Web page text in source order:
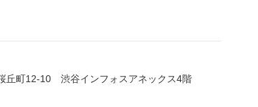
丘町12-10 渋谷インフォスアネックス4階